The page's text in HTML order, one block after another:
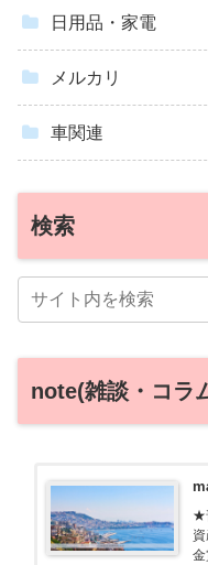
日用品・家電
メルカリ
車関連
検索
note(雑談・コラ
★